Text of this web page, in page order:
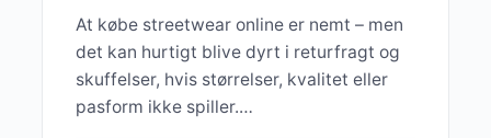
At købe streetwear online er nemt – men
det kan hurtigt blive dyrt i returfragt og
skuffelser, hvis størrelser, kvalitet eller
pasform ikke spiller.…